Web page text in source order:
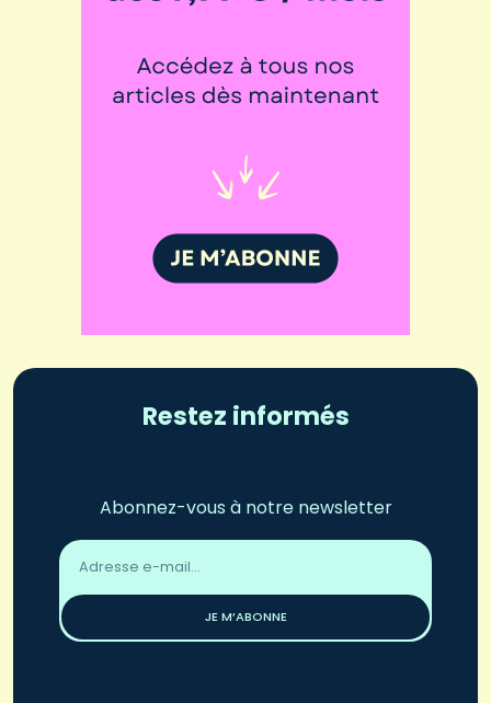
Restez informés
Abonnez-vous à notre newsletter
Adresse
email
JE M’ABONNE